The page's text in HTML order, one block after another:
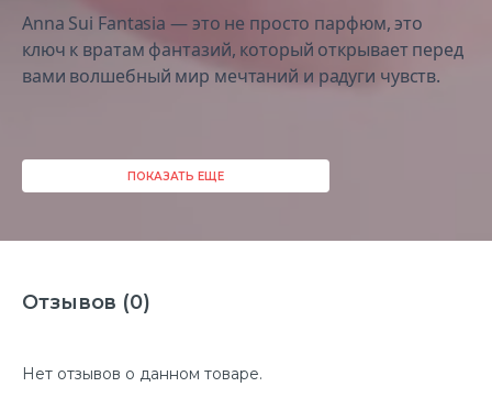
Anna Sui Fantasia — это не просто парфюм, это
ключ к вратам фантазий, который открывает перед
вами волшебный мир мечтаний и радуги чувств.
ПОКАЗАТЬ ЕЩЕ
Отзывов (0)
Нет отзывов о данном товаре.